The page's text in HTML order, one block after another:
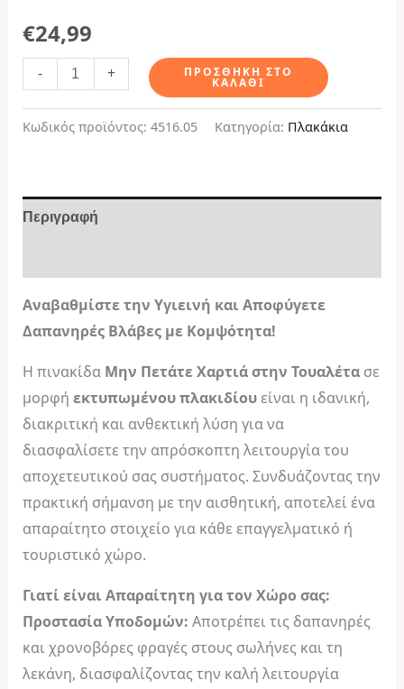
€24,99
- + ΠΡΟΣΘΉΚΗ ΣΤΟ
ΚΑΛΆΘΙ
Κωδικός προϊόντος: 4516.05 Κατηγορία: Πλακάκια
Περιγραφή
Αναβαθμίστε την Υγιεινή και Αποφύγετε
Δαπανηρές Βλάβες με Κομψότητα!
Η πινακίδα Μην Πετάτε Χαρτιά στην Τουαλέτασε
μορφή εκτυπωμένου πλακιδίουείναι η ιδανική,
διακριτική και ανθεκτική λύση για να
διασφαλίσετε την απρόσκοπτη λειτουργία του
αποχετευτικού σας συστήματος. Συνδυάζοντας την
πρακτική σήμανση με την αισθητική, αποτελεί ένα
απαραίτητο στοιχείο για κάθε επαγγελματικό ή
τουριστικό χώρο.
Γιατί είναι Απαραίτητη για τον Χώρο σας:
Προστασία Υποδομών: Αποτρέπει τις δαπανηρές
και χρονοβόρες φραγές στους σωλήνες και τη
λεκάνη, διασφαλίζοντας την καλή λειτουργία